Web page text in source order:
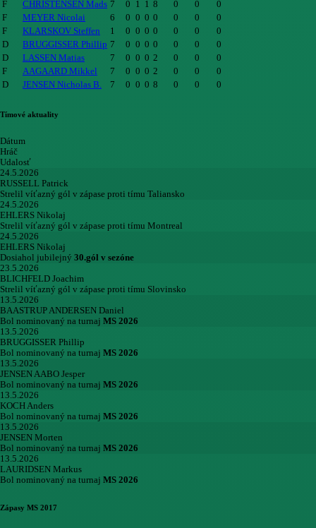
F CHRISTENSEN Mads 7 0 1 1 8 0 0
0
F
MEYER Nicolai 6 0 0 0 0 0 0
0
F
KLARSKOV Steffen 1 0 0 0 0 0 0
0
D
BRUGGISSER Phillip 7 0 0 0 0 0 0
0
D
LASSEN Matias 7 0 0 0 2 0 0
0
F
AAGAARD Mikkel 7 0 0 0 2 0 0
0
D
JENSEN Nicholas B. 7 0 0 0 8 0 0 0
Tímové aktuality
Dátum
Hráč
Udalosť
24.5.2026
RUSSELL Patrick
Strelil víťazný gól v zápase proti tímu Taliansko
24.5.2026
EHLERS Nikolaj
Strelil víťazný gól v zápase proti tímu Montreal
24.5.2026
EHLERS Nikolaj
Dosiahol jubilejný 30.gól v sezóne
23.5.2026
BLICHFELD Joachim
Strelil víťazný gól v zápase proti tímu Slovinsko
13.5.2026
BAASTRUP ANDERSEN Daniel
Bol nominovaný na turnaj MS 2026
13.5.2026
BRUGGISSER Phillip
Bol nominovaný na turnaj MS 2026
13.5.2026
JENSEN AABO Jesper
Bol nominovaný na turnaj MS 2026
13.5.2026
KOCH Anders
Bol nominovaný na turnaj MS 2026
13.5.2026
JENSEN Morten
Bol nominovaný na turnaj MS 2026
13.5.2026
LAURIDSEN Markus
Bol nominovaný na turnaj MS 2026
Zápasy MS 2017